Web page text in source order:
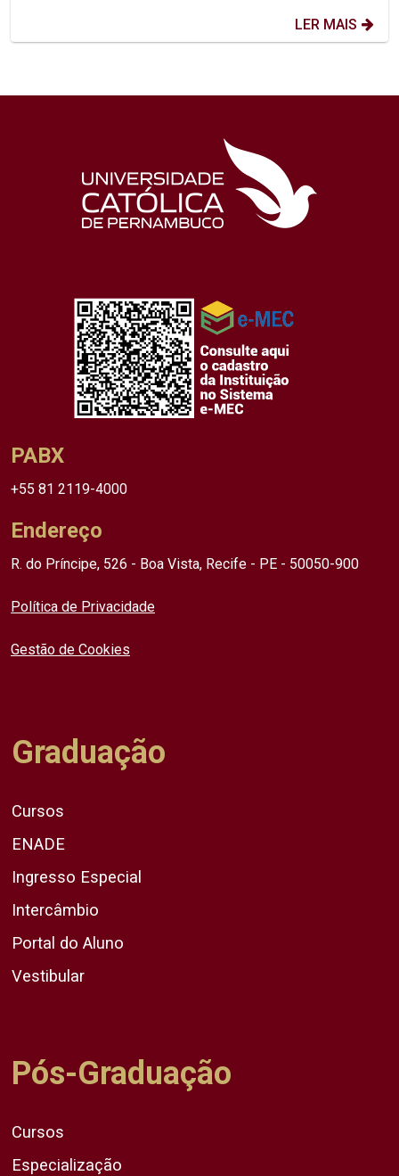
LER MAIS
PABX
+55 81 2119-4000
Endereço
R. do Príncipe, 526 - Boa Vista, Recife - PE - 50050-900
Política de Privacidade
Gestão de Cookies
Graduação
Cursos
ENADE
Ingresso Especial
Intercâmbio
Portal do Aluno
Vestibular
Pós-Graduação
Cursos
Especialização